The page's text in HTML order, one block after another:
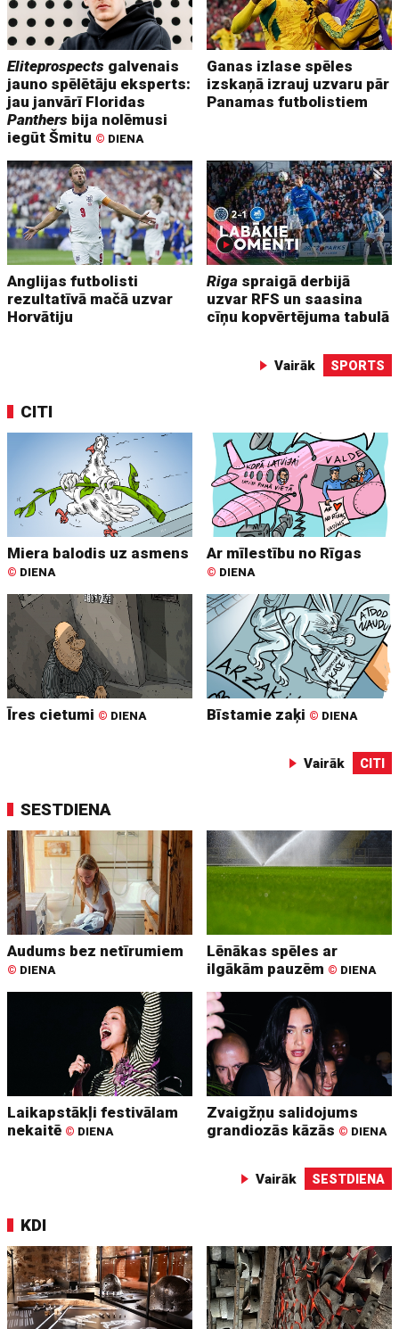
Eliteprospects galvenais
jauno spēlētāju eksperts:
jau janvārī Floridas
Panthers bija nolēmusi
iegūt Šmitu © DIENA
Ganas izlase spēles
izskaņā izrauj uzvaru pār
Panamas futbolistiem
Anglijas futbolisti
rezultatīvā mačā uzvar
Horvātiju
Riga spraigā derbijā
uzvar RFS un saasina
cīņu kopvērtējuma tabulā
Vairāk SPORTS
CITI
Miera balodis uz asmens
© DIENA
Ar mīlestību no Rīgas
© DIENA
Īres cietumi © DIENA Bīstamie zaķi © DIENA
Vairāk CITI
SESTDIENA
Audums bez netīrumiem
© DIENA
Lēnākas spēles ar
ilgākām pauzēm © DIENA
Laikapstākļi festivālam
nekaitē © DIENA
Zvaigžņu salidojums
grandiozās kāzās © DIENA
Vairāk SESTDIENA
KDI